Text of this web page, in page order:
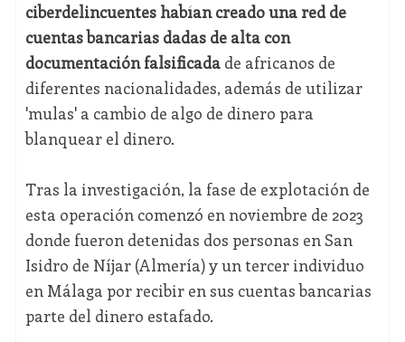
ciberdelincuentes habían creado una red de
cuentas bancarias dadas de alta con
documentación falsificadade africanos de
diferentes nacionalidades, además de utilizar
'mulas' a cambio de algo de dinero para
blanquear el dinero.
Tras la investigación, la fase de explotación de
esta operación comenzó en noviembre de 2023
donde fueron detenidas dos personas en San
Isidro de Níjar (Almería) y un tercer individuo
en Málaga por recibir en sus cuentas bancarias
parte del dinero estafado.